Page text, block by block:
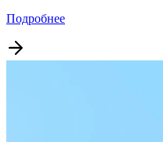
Подробнее